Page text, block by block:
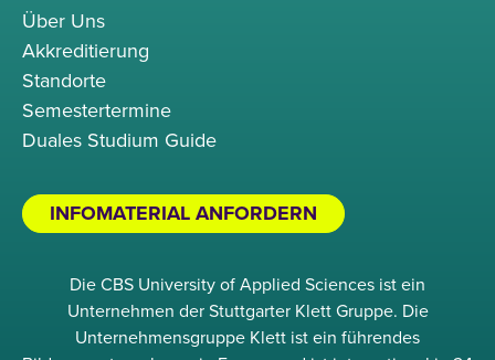
Über Uns
Akkreditierung
Standorte
Semestertermine
Duales Studium Guide
INFOMATERIAL ANFORDERN
Die CBS University of Applied Sciences ist ein
Unternehmen der Stuttgarter Klett Gruppe. Die
Unternehmensgruppe Klett ist ein führendes